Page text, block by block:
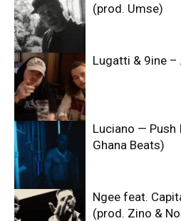
(prod. Umse)
Lugatti & 9ine –
Luciano — Push
Ghana Beats)
Ngee feat.
(prod. Zino &